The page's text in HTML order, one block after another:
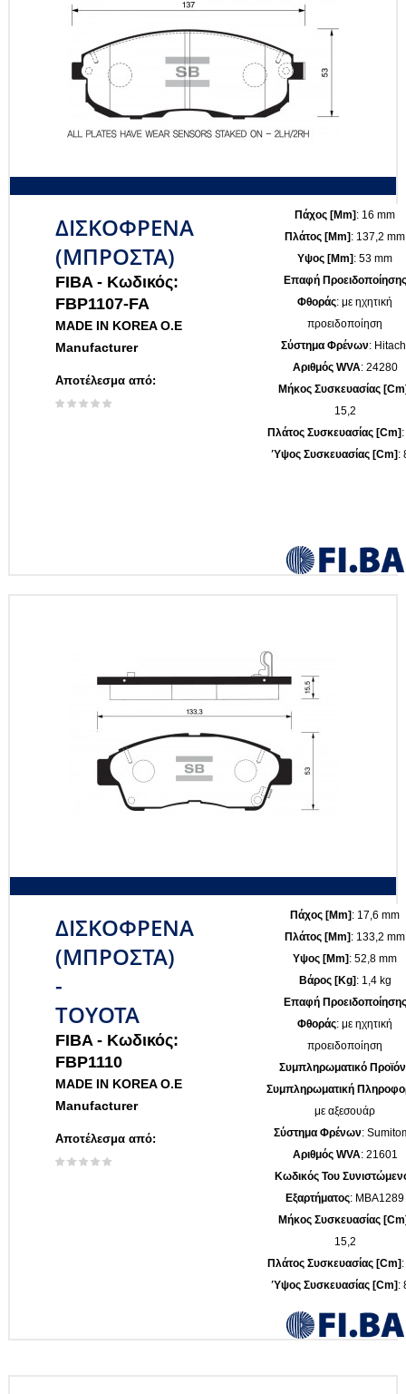
ΔΙΣΚΟΦΡΕΝΑ
(ΜΠΡΟΣΤΑ)
FIBA - Κωδικός:
FBP1107-FA
MADE IN KOREA O.E
Manufacturer
Αποτέλεσμα από:
Πάχος [mm] : 16 mm
Πλάτος [mm] : 137,2 mm
Υψος [mm] : 53 mm
Επαφή Προειδοποίησης
Φθοράς: με ηχητική
προειδοποίηση
Σύστημα Φρένων:
Αριθμός WVA: 24280
Μήκος Συσκευασίας
15,2
Πλάτος Συσκευασίας [cm]
Ύψος Συσκευασίας [cm] :
ΔΙΣΚΟΦΡΕΝΑ
(ΜΠΡΟΣΤΑ)
-
TOYOTA
FIBA - Κωδικός:
FBP1110
MADE IN KOREA O.E
Manufacturer
Αποτέλεσμα από:
Πάχος [mm]: 17,6 mm
Πλάτος [mm]: 133,2 mm
Υψος [mm]: 52,8 mm
Βάρος [kg]: 1,4 kg
Επαφή Προειδοποίησης
Φθοράς: με ηχητική
προειδοποίηση
Συμπληρωματικό
Συμπληρωματική
με αξεσουάρ
Σύστημα Φρένων:
Αριθμός WVA: 21601
Κωδικός Του
Εξαρτήματος: MBA1289
Μήκος Συσκευασίας
15,2
Πλάτος Συσκευασίας [cm]
Ύψος Συσκευασίας [cm]: